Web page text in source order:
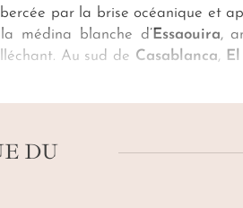
par la brise océanique et
médina blanche d’Essaouira,
Au sud de Casablanca,
DU